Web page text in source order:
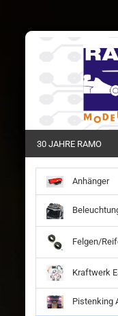
30 JAHRE RAMO
Anhänger
Felgen/
Kraftwerk
Pistenking